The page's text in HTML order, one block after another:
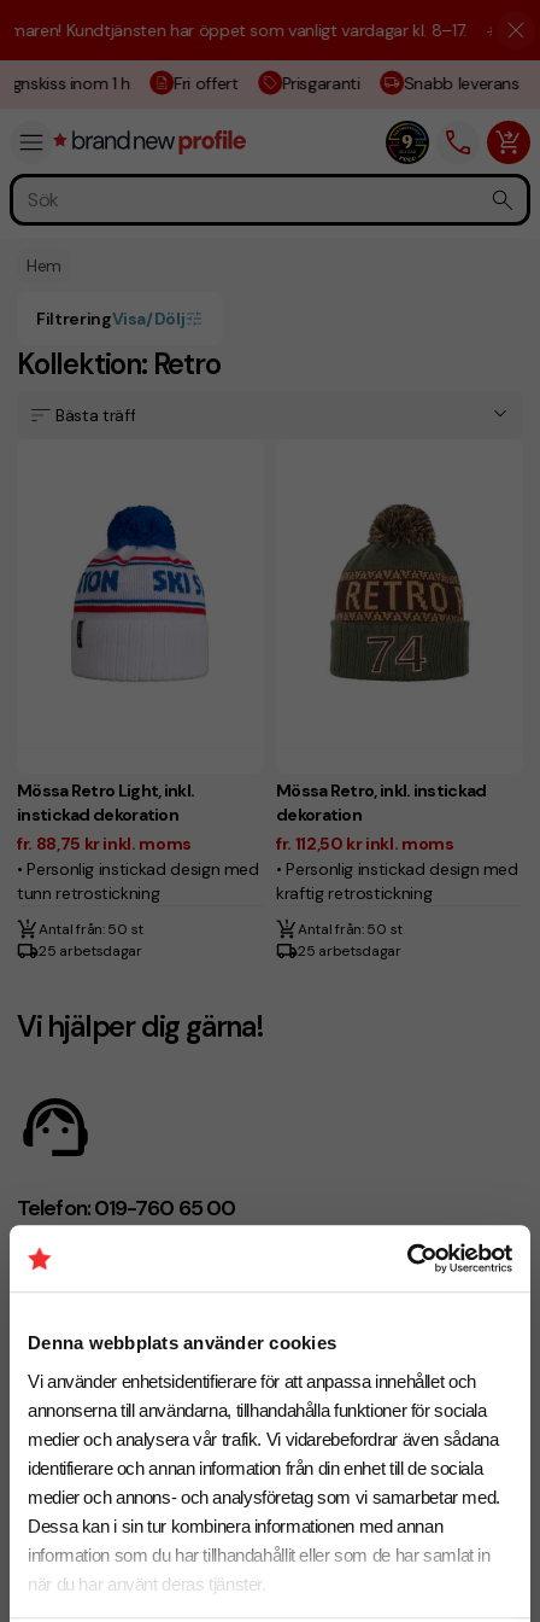
Denna webbplats använder cookies
Vi använder enhetsidentifierare för att anpassa innehållet och
annonserna till användarna, tillhandahålla funktioner för sociala
medier och analysera vår trafik. Vi vidarebefordrar även sådana
identifierare och annan information från din enhet till de sociala
medier och annons- och analysföretag som vi samarbetar med.
Dessa kan i sin tur kombinera informationen med annan
information som du har tillhandahållit eller som de har samlat in
när du har använt deras tjänster.
Kundtjänsten har öppet som vanligt vardagar kl. 8–17. ☀️ Vi är
inom 1 h Fri offert Prisgaranti Snabb leverans
Hem
Kollektion: Retro
FiltreringVisa/Dölj
Bästa träff
Mössa Retro Light, inkl.
instickad dekoration
fr. 88,75 kr inkl. moms
• Personlig instickad design med
tunn retrostickning
Antal från: 50 st
25 arbetsdagar
Mössa Retro, inkl. instickad
dekoration
fr. 112,50 kr inkl. moms
• Personlig instickad design med
kraftig retrostickning
Antal från: 50 st
25 arbetsdagar
Vi hjälper dig gärna!
Telefon: 019-760 65 00
Mejl
info@brandnewprofile.com
Chatt
Starta en chatt i högra hörnet så svarar vi dig direkt!